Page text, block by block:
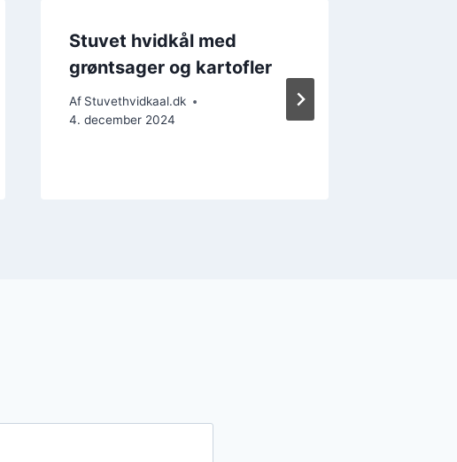
Stuvet hvidkål med
grøntsager og kartofler
Af Stuvethvidkaal.dk
4. december 2024